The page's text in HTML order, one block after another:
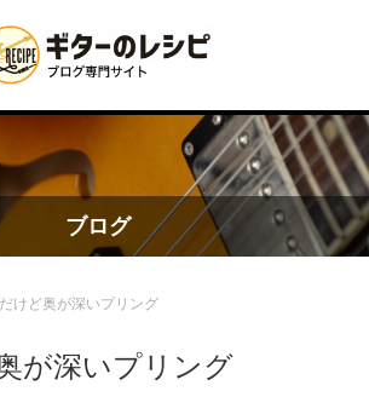
ブログ
けど奥が深いプリング
が深いプリング